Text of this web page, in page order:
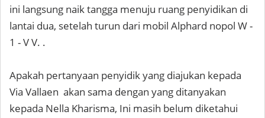
ini langsung naik tangga menuju ruang penyidikan di
lantai dua, setelah turun dari mobil Alphard nopol W -
1 - V V. .
Apakah pertanyaan penyidik yang diajukan kepada
Via Vallaen akan sama dengan yang ditanyakan
kepada Nella Kharisma, Ini masih belum diketahui